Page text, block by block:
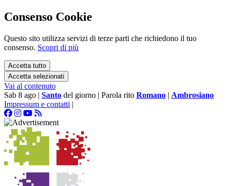
Consenso Cookie
Questo sito utilizza servizi di terze parti che richiedono il tuo
consenso. Scopri di più
Accetta tutto
Accetta selezionati
Vai al contenuto
Sab 8 ago | Santo del giorno | Parola rito Romano | Ambrosiano
Impressum e contatti |